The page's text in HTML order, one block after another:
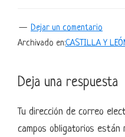
Dejar un comentario
Archivado en:CASTILLA Y
Interacciones
con
los
Deja una respuesta
Tu dirección de correo
campos obligatorios están